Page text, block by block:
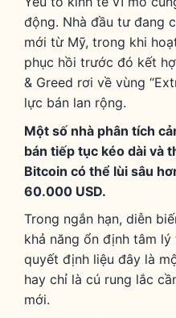
động. Nhà đầu tư đang
mới từ Mỹ, trong khi
phục hồi trước đó kết
& Greed rơi về vùng
lực bán lan rộng.
Một số nhà phân tích
bán tiếp tục kéo dài và
Bitcoin có thể lùi sâu
60.000 USD.
Trong ngắn hạn, diễn
khả năng ổn định tâm
quyết định liệu đây là
hay chỉ là cú rung lắc
mới.